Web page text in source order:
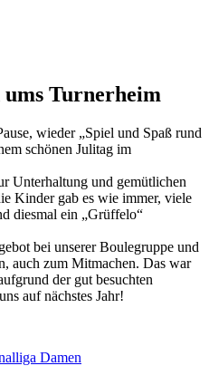
Turnerheim
wieder „Spiel und Spaß rund
schönen Julitag im
Unterhaltung und gemütlichen
Kinder gab es wie immer, viele
diesmal ein „Grüffelo“
bei unserer Boulegruppe und
auch zum Mitmachen. Das war
der gut besuchten
auf nächstes Jahr!
Damen